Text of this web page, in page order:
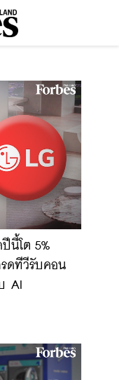
นี้โต 5%
ดทีวีรับคอน
AI